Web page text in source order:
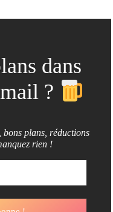
dans
?
bons plans, réductions
rien !